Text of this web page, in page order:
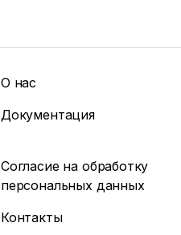
О нас
Документация
Согласие на обработку
персональных данных
Контакты